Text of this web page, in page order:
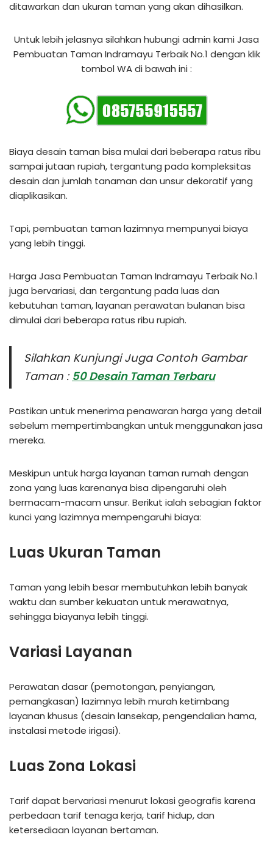
ditawarkan dan ukuran taman yang akan dihasilkan.
Untuk lebih jelasnya silahkan hubungi admin kami Jasa
Pembuatan Taman Indramayu Terbaik No.1 dengan klik
tombol WA di bawah ini :
Biaya desain taman bisa mulai dari beberapa ratus ribu
sampai jutaan rupiah, tergantung pada kompleksitas
desain dan jumlah tanaman dan unsur dekoratif yang
diaplikasikan.
Tapi, pembuatan taman lazimnya mempunyai biaya
yang lebih tinggi.
Harga Jasa Pembuatan Taman Indramayu Terbaik No.1
juga bervariasi, dan tergantung pada luas dan
kebutuhan taman, layanan perawatan bulanan bisa
dimulai dari beberapa ratus ribu rupiah.
Silahkan Kunjungi Juga Contoh Gambar
Taman : 50 Desain Taman Terbaru
Pastikan untuk menerima penawaran harga yang detail
sebelum mempertimbangkan untuk menggunakan jasa
mereka.
Meskipun untuk harga layanan taman rumah dengan
zona yang luas karenanya bisa dipengaruhi oleh
bermacam-macam unsur. Berikut ialah sebagian faktor
kunci yang lazimnya mempengaruhi biaya:
Luas Ukuran Taman
Taman yang lebih besar membutuhkan lebih banyak
waktu dan sumber kekuatan untuk merawatnya,
sehingga biayanya lebih tinggi.
Variasi Layanan
Perawatan dasar (pemotongan, penyiangan,
pemangkasan) lazimnya lebih murah ketimbang
layanan khusus (desain lansekap, pengendalian hama,
instalasi metode irigasi).
Luas Zona Lokasi
Tarif dapat bervariasi menurut lokasi geografis karena
perbedaan tarif tenaga kerja, tarif hidup, dan
ketersediaan layanan bertaman.